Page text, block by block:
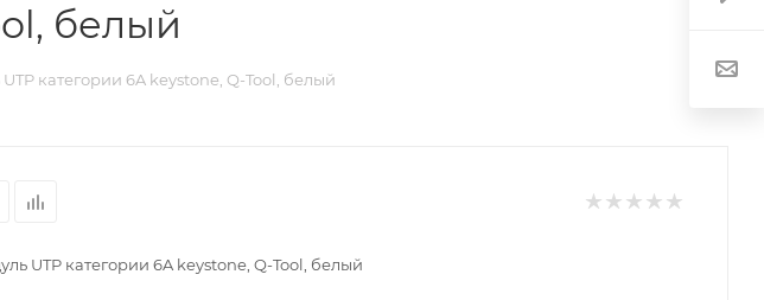
белый
категории 6A keystone, Q-Tool, белый
UTP категории 6A keystone, Q-Tool, белый